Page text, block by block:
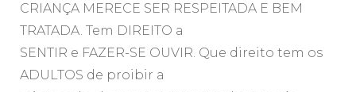
CRIANÇA MERECE SER RESPEITADA E BEM
TRATADA. Tem DIREITO a
SENTIR e FAZER-SE OUVIR. Que direito tem os
ADULTOS de proibir a